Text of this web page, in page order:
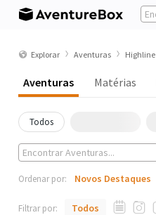
Explorar Aventuras Highline
Aventuras Matérias
Todos
Ordenar por: Novos Destaques
Filtrar por: Todos